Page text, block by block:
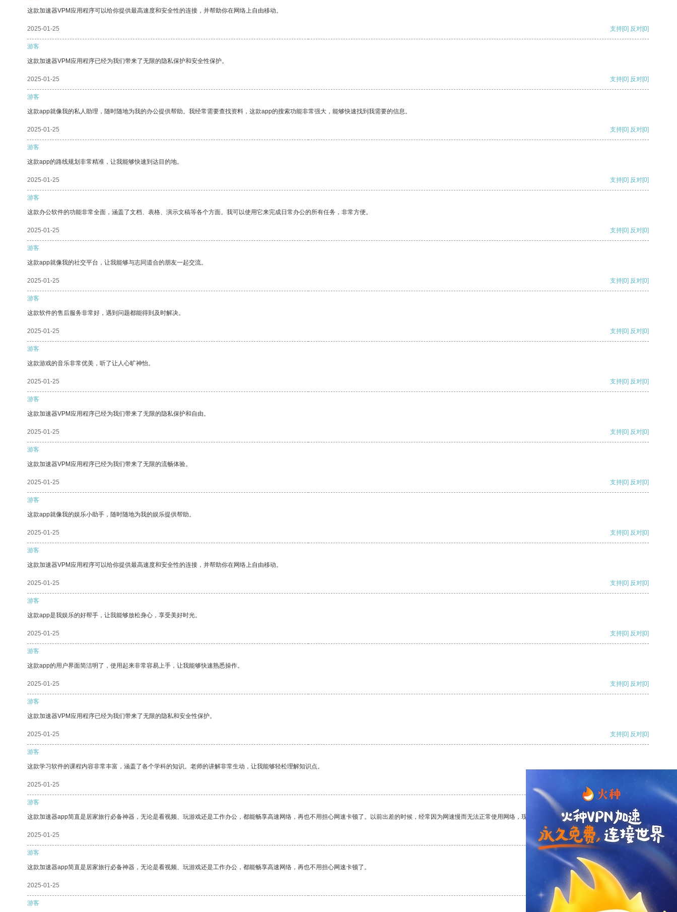
这款加速器VPM应用程序可以给你提供最高速度和安全性的连接，并帮助你在网络上自由移动。
2025-01-25 支持[0] 反对[0]
游客
这款加速器VPM应用程序已经为我们带来了无限的隐私保护和安全性保护。
2025-01-25 支持[0] 反对[0]
游客
这款app就像我的私人助理，随时随地为我的办公提供帮助。我经常需要查找资料，这款app的搜索功能非常强大，能够快速找到我需要的信息。
2025-01-25 支持[0] 反对[0]
游客
这款app的路线规划非常精准，让我能够快速到达目的地。
2025-01-25 支持[0] 反对[0]
游客
这款办公软件的功能非常全面，涵盖了文档、表格、演示文稿等各个方面。我可以使用它来完成日常办公的所有任务，非常方便。
2025-01-25 支持[0] 反对[0]
游客
这款app就像我的社交平台，让我能够与志同道合的朋友一起交流。
2025-01-25 支持[0] 反对[0]
游客
这款软件的售后服务非常好，遇到问题都能得到及时解决。
2025-01-25 支持[0] 反对[0]
游客
这款游戏的音乐非常优美，听了让人心旷神怡。
2025-01-25 支持[0] 反对[0]
游客
这款加速器VPM应用程序已经为我们带来了无限的隐私保护和自由。
2025-01-25 支持[0] 反对[0]
游客
这款加速器VPM应用程序已经为我们带来了无限的流畅体验。
2025-01-25 支持[0] 反对[0]
游客
这款app就像我的娱乐小助手，随时随地为我的娱乐提供帮助。
2025-01-25 支持[0] 反对[0]
游客
这款加速器VPM应用程序可以给你提供最高速度和安全性的连接，并帮助你在网络上自由移动。
2025-01-25 支持[0] 反对[0]
游客
这款app是我娱乐的好帮手，让我能够放松身心，享受美好时光。
2025-01-25 支持[0] 反对[0]
游客
这款app的用户界面简洁明了，使用起来非常容易上手，让我能够快速熟悉操作。
2025-01-25 支持[0] 反对[0]
游客
这款加速器VPM应用程序已经为我们带来了无限的隐私和安全性保护。
2025-01-25 支持[0] 反对[0]
游客
这款学习软件的课程内容非常丰富，涵盖了各个学科的知识。老师的讲解非常生动，让我能够轻松理解知识点。
2025-01-25
游客
这款加速器app简直是居家旅行必备神器，无论是看视频、玩游戏还是工作办公，都能畅享高速网络，再也不用担心网速卡顿了。以前出差的时候，经常因为网速慢而无法正常使用网络，现在有了这个app，我再也不用担心了。
2025-01-25 支持 [0] 反对[0]
游客
这款加速器app简直是居家旅行必备神器，无论是看视频、玩游戏还是工作办公，都能畅享高速网络，再也不用担心网速卡顿了。
2025-01-25 支持[0] 反对
游客